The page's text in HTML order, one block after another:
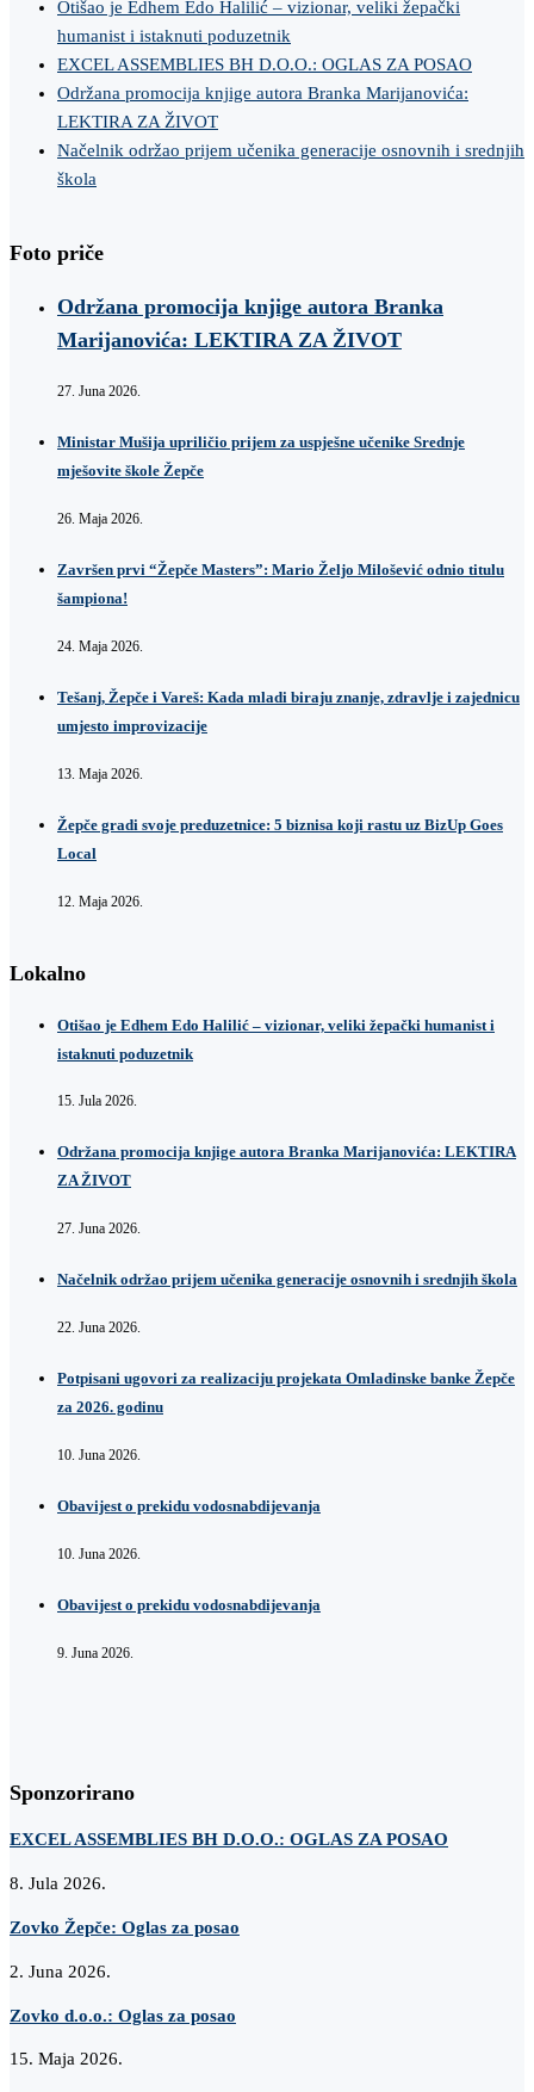
Otišao je Edhem Edo Halilić – vizionar, veliki žepački
humanist i istaknuti poduzetnik
EXCEL ASSEMBLIES BH D.O.O.: OGLAS ZA POSAO
Održana promocija knjige autora Branka Marijanovića:
LEKTIRA ZA ŽIVOT
Načelnik održao prijem učenika generacije osnovnih i srednjih
škola
Foto priče
Održana promocija knjige autora Branka
Marijanovića: LEKTIRA ZA ŽIVOT
27. Juna 2026.
Ministar Mušija upriličio prijem za uspješne učenike Srednje
mješovite škole Žepče
26. Maja 2026.
Završen prvi “Žepče Masters”: Mario Željo Milošević odnio titulu
šampiona!
24. Maja 2026.
Tešanj, Žepče i Vareš: Kada mladi biraju znanje, zdravlje i zajednicu
umjesto improvizacije
13. Maja 2026.
Žepče gradi svoje preduzetnice: 5 biznisa koji rastu uz BizUp Goes
Local
12. Maja 2026.
Lokalno
Otišao je Edhem Edo Halilić – vizionar, veliki žepački humanist i
istaknuti poduzetnik
15. Jula 2026.
Održana promocija knjige autora Branka Marijanovića: LEKTIRA
ZA ŽIVOT
27. Juna 2026.
Načelnik održao prijem učenika generacije osnovnih i srednjih škola
22. Juna 2026.
Potpisani ugovori za realizaciju projekata Omladinske banke Žepče
za 2026. godinu
10. Juna 2026.
Obavijest o prekidu vodosnabdijevanja
10. Juna 2026.
Obavijest o prekidu vodosnabdijevanja
9. Juna 2026.
Sponzorirano
EXCEL ASSEMBLIES BH D.O.O.: OGLAS ZA POSAO
8. Jula 2026.
Zovko Žepče: Oglas za posao
2. Juna 2026.
Zovko d.o.o.: Oglas za posao
15. Maja 2026.